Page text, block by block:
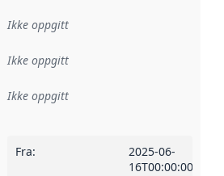
Ikke oppgitt
Ikke oppgitt
:
Ikke oppgitt
Fra:
2025-06-
16T00:00:00Z